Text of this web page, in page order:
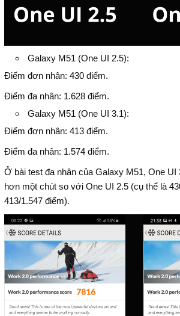
Galaxy M51 (One UI 2.5):
Điểm đơn nhân: 430 điểm.
Điểm đa nhân: 1.628 điểm.
Galaxy M51 (One UI 3.1):
Điểm đơn nhân: 413 điểm.
Điểm đa nhân: 1.574 điểm.
Ở bài test đa nhân của Galaxy M51, One
hơn một chút so với One UI 2.5 (cụ thể là
413/1.547 điểm).